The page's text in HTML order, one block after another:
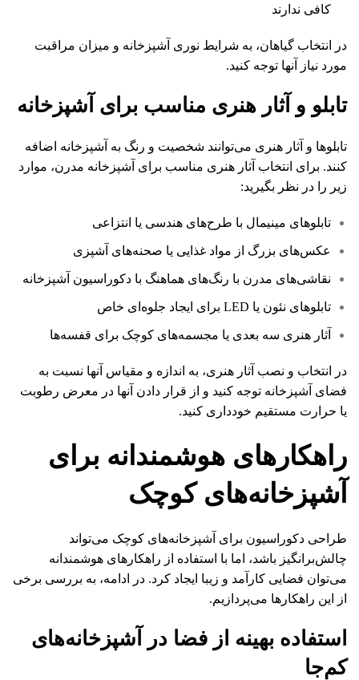
کافی ندارند
در انتخاب گیاهان، به شرایط نوری آشپزخانه و میزان مراقبت
مورد نیاز آنها توجه کنید.
تابلو و آثار هنری مناسب برای آشپزخانه
تابلوها و آثار هنری می‌توانند شخصیت و رنگ به آشپزخانه اضافه
کنند. برای انتخاب آثار هنری مناسب برای آشپزخانه مدرن، موارد
زیر را در نظر بگیرید:
تابلوهای مینیمال با طرح‌های هندسی یا انتزاعی
عکس‌های بزرگ از مواد غذایی یا صحنه‌های آشپزی
نقاشی‌های مدرن با رنگ‌های هماهنگ با دکوراسیون آشپزخانه
تابلوهای نئون یا LED برای ایجاد جلوه‌ای خاص
آثار هنری سه بعدی یا مجسمه‌های کوچک برای قفسه‌ها
در انتخاب و نصب آثار هنری، به اندازه و مقیاس آنها نسبت به
فضای آشپزخانه توجه کنید و از قرار دادن آنها در معرض رطوبت
یا حرارت مستقیم خودداری کنید.
راهکارهای هوشمندانه برای
آشپزخانه‌های کوچک
طراحی دکوراسیون برای آشپزخانه‌های کوچک می‌تواند
چالش‌برانگیز باشد، اما با استفاده از راهکارهای هوشمندانه
می‌توان فضایی کارآمد و زیبا ایجاد کرد. در ادامه، به بررسی برخی
از این راهکارها می‌پردازیم.
استفاده بهینه از فضا در آشپزخانه‌های
کم‌جا